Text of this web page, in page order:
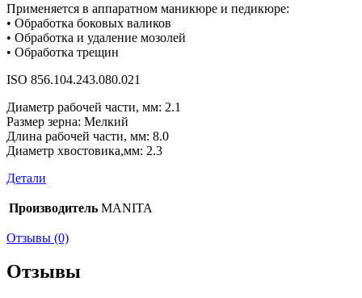
Применяется в аппаратном маникюре и педикюре:
• Обработка боковых валиков
• Обработка и удаление мозолей
• Обработка трещин
ISO 856.104.243.080.021
Диаметр рабочей части, мм: 2.1
Размер зерна: Мелкий
Длина рабочей части, мм: 8.0
Диаметр хвостовика,мм: 2.3
Детали
Производитель MANITA
Отзывы (0)
Отзывы